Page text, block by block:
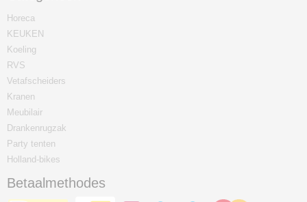
Horeca
KEUKEN
Koeling
RVS
Vetafscheiders
Kranen
Meubilair
Drankenrugzak
Party tenten
Holland-bikes
Betaalmethodes